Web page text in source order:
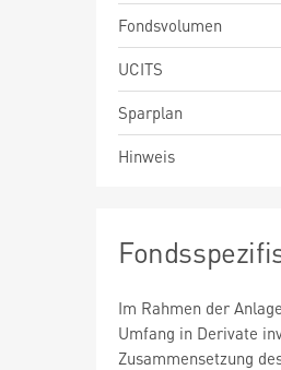
Fondsvolumen
UCITS
Sparplan
Hinweis
Im Rahmen der
Umfang in Derivate
Zusammensetzung